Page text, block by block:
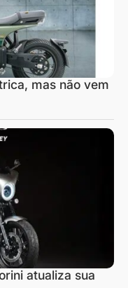
mas não vem
atualiza sua